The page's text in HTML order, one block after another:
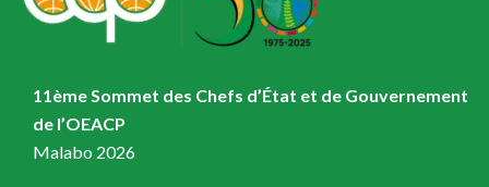
11ème Sommet des Chefs d’État et de Gouvernement
de l’OEACP
Malabo 2026